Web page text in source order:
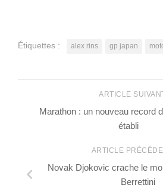
Étiquettes : alex rins gp japan
ARTICLE
Marathon : un nouveau record
établi
ARTICLE
Novak Djokovic crache le
Berrettini